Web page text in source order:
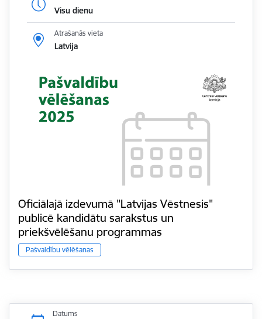
Visu dienu
Atrašanās vieta
Latvija
Oficiālajā izdevumā "Latvijas Vēstnesis"
publicē kandidātu sarakstus un
priekšvēlēšanu programmas
Pašvaldību vēlēšanas
Datums